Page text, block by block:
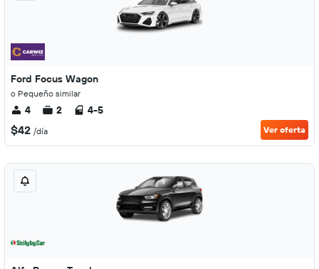
Ford Focus Wagon
o Pequeño similar
4 2 4-5
$42 /día Ver oferta